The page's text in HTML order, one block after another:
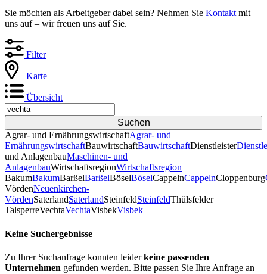
Sie möchten als Arbeitgeber dabei sein? Nehmen Sie Kontakt mit
uns auf – wir freuen uns auf Sie.
Filter
Karte
Übersicht
Agrar- und ErnährungswirtschaftAgrar- und
ErnährungswirtschaftBauwirtschaftBauwirtschaftDienstleister
und AnlagenbauMaschinen- und
AnlagenbauWirtschaftsregionWirtschaftsregion
BakumBakumBarßelBarßelBöselBöselCappelnCappelnCloppenburg
VördenNeuenkirchen-
VördenSaterlandSaterlandSteinfeldSteinfeldThülsfelder
TalsperreVechtaVechtaVisbekVisbek
Keine Suchergebnisse
Zu Ihrer Suchanfrage konnten leiderkeine passenden
Unternehmen gefunden werden. Bitte passen Sie Ihre Anfrage an